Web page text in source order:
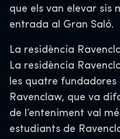
que els van elevar sis
entrada al Gran Saló.
La residència
La residència
les quatre
Ravenclaw, que va
de l’enteniment val
estudiants de